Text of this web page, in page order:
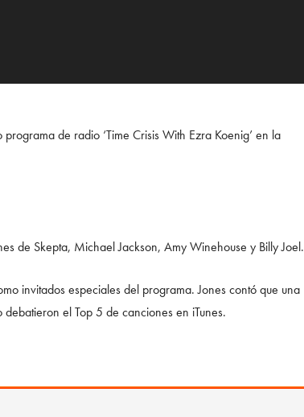
de radio ‘Time Crisis With Ezra Koenig’ en la
de Skepta, Michael Jackson, Amy Winehouse y Billy Joel.
invitados especiales del programa. Jones contó que una
el Top 5 de canciones en iTunes.